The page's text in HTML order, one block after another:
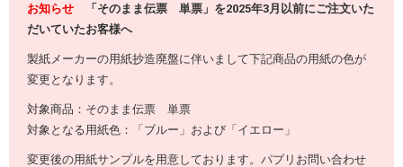
お知らせ 「そのまま伝票 単票」を2025年3月以前にご注文いた
だいていたお客様へ
製紙メーカーの用紙抄造廃盤に伴いまして下記商品の用紙の色が
変更となります。
対象商品：そのまま伝票 単票
対象となる用紙色：「ブルー」および「イエロー」
変更後の用紙サンプルを用意しております。パプリお問い合わせ